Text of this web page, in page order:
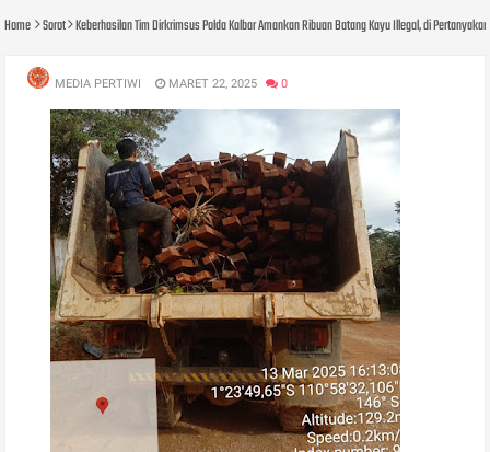
Home Sorot Keberhasilan Tim Dirkrimsus Polda Kalbar Amankan Ribuan Batang Kayu Illegal, di
MEDIA PERTIWI MARET 22, 2025 0